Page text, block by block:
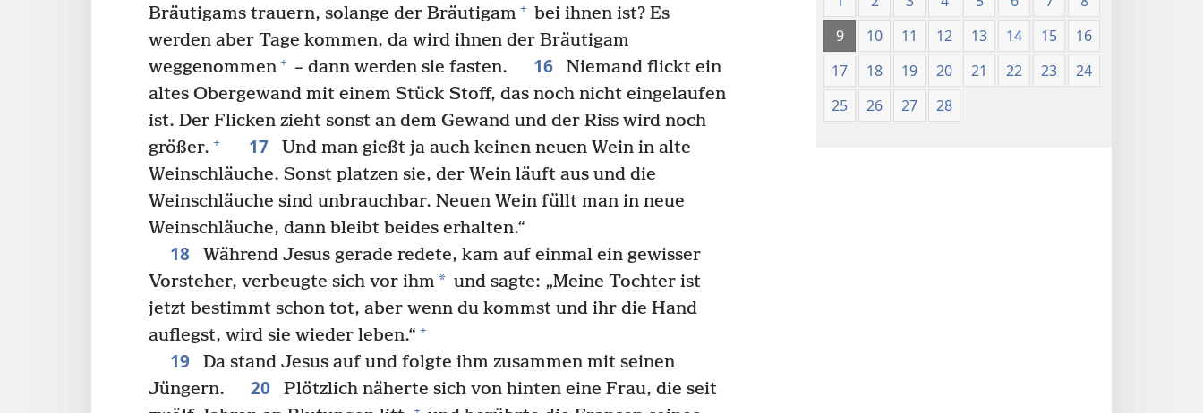
Bräutigams trauern, solange der Bräutigam + bei ihnen ist? Es
werden aber Tage kommen, da wird ihnen der Bräutigam
weggenommen + – dann werden sie fasten. 16
Niemand flickt ein
altes Obergewand mit einem Stück Stoff, das noch nicht eingelaufen
ist. Der Flicken zieht sonst an dem Gewand und der Riss wird noch
größer. + 17
Und man gießt ja auch keinen neuen Wein in alte
Weinschläuche. Sonst platzen sie, der Wein läuft aus und die
Weinschläuche sind unbrauchbar. Neuen Wein füllt man in neue
Weinschläuche, dann bleibt beides erhalten.“
18
Während Jesus gerade redete, kam auf einmal ein gewisser
Vorsteher, verbeugte sich vor ihm * und sagte: „Meine Tochter ist
jetzt bestimmt schon tot, aber wenn du kommst und ihr die Hand
auflegst, wird sie wieder leben.“ +
19
Da stand Jesus auf und folgte ihm zusammen mit seinen
Jüngern.
20
Plötzlich näherte sich von hinten eine Frau, die seit
9
10 11 12 13 14 15
16
17
18 19 20 21 22 23
24
25
26 27 28